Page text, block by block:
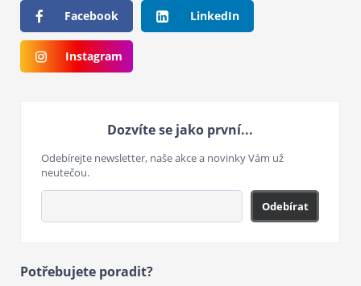
Facebook LinkedIn
Instagram
Dozvíte se jako první...
Odebírejte newsletter, naše akce a novinky Vám už
neutečou.
Odebírat
Potřebujete poradit?